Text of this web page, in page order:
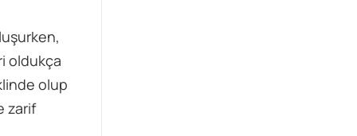
oldukça
olup
zarif